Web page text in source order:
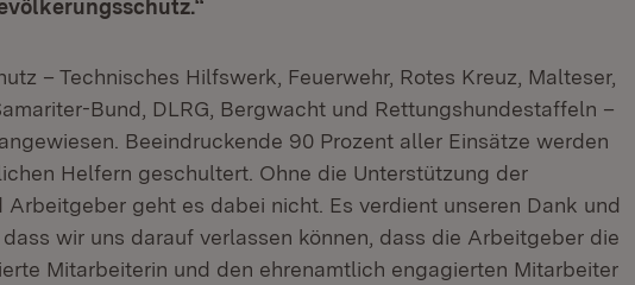
– Technisches Hilfswerk, Feuerwehr, Rotes Kreuz, Malteser,
Bund, DLRG, Bergwacht und Rettungshundestaffeln –
Beeindruckende 90 Prozent aller Einsätze werden
Helfern geschultert. Ohne die Unterstützung der
geht es dabei nicht. Es verdient unseren Dank und
wir uns darauf verlassen können, dass die Arbeitgeber die
Mitarbeiterin und den ehrenamtlich engagierten Mitarbeiter